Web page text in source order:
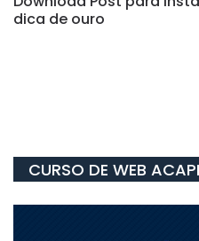
dica de ouro
CURSO DE WEB